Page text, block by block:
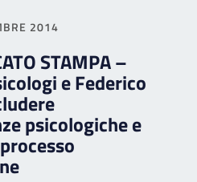
2014
STAMPA –
e Federico
psicologiche e